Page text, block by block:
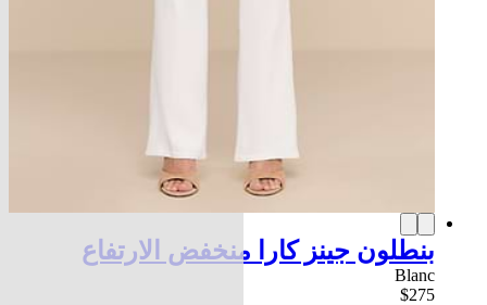
بنطلون جينز كارا منخفض الارتفاع
Blanc
$275